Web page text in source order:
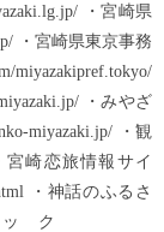
・宮崎県
・宮崎県東京事務
・みやざ
miyazaki.jp/ ・観
崎恋旅情報サイ
・神話のふるさ
ブック